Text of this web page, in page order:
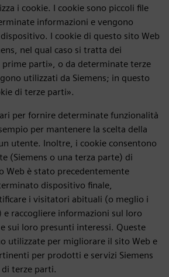
i cookie. I cookie sono piccoli file
informazioni e vengono
I cookie di questo sito Web
nel qual caso si tratta dei
parti», o da determinate terze
utilizzati da Siemens; in questo
di terze parti».
per fornire determinate funzionalità
per mantenere la scelta della
utente. Inoltre, i cookie consentono
(Siemens o una terza parte) di
Web è stato precedentemente
dispositivo finale,
i visitatori abituali (o meglio i
raccogliere informazioni sul loro
sui loro presunti interessi. Queste
utilizzate per migliorare il sito Web e
per prodotti e servizi Siemens
terze parti.